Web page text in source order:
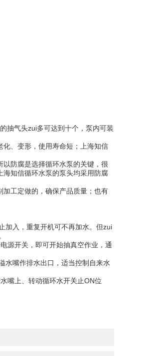
抽气头zui多可达到十个，泵内可装
、变形，使用寿命短；上海知信
防腐是选择循环水泵的关键，很
知信循环水泵的泵头均采用防腐
加工定做的，确保产品质量；也有
加入，重复开机可不再加水。但zui
源开关，即可开始抽真空作业，通
水嘴作排水出口，适当控制自来水
嘴上、转动循环水开关止ON位